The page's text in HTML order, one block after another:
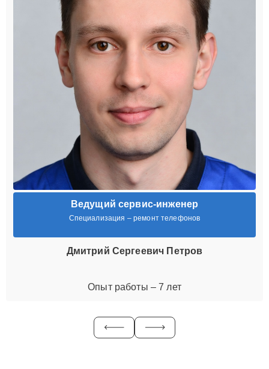
Ведущий сервис-инженер
Специализация – ремонт телефонов
Дмитрий Сергеевич Петров
Опыт работы – 7 лет